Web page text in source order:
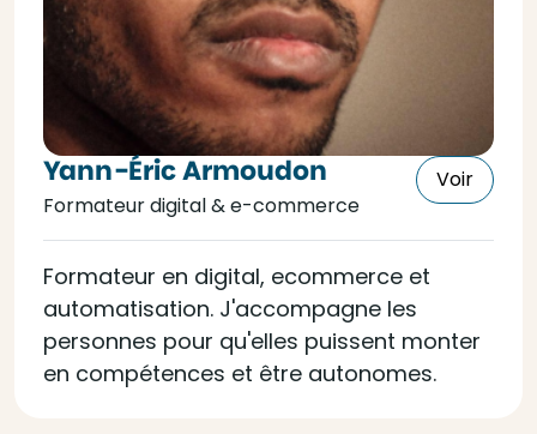
Yann-Éric Armoudon
Formateur digital & e-commerce
Voir
Formateur en digital, ecommerce et
automatisation. J'accompagne les
personnes pour qu'elles puissent monter
en compétences et être autonomes.